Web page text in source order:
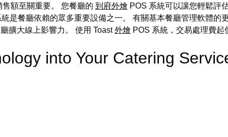
額至關重要。 您餐廳的 到府外燴 POS 系統可以讓您輕鬆評
是餐廳依賴的眾多重要設備之一。 有關基本餐廳管理軟體的
擴大線上影響力。 使用 Toast外燴 POS 系統，交易處理費起
into Your Catering